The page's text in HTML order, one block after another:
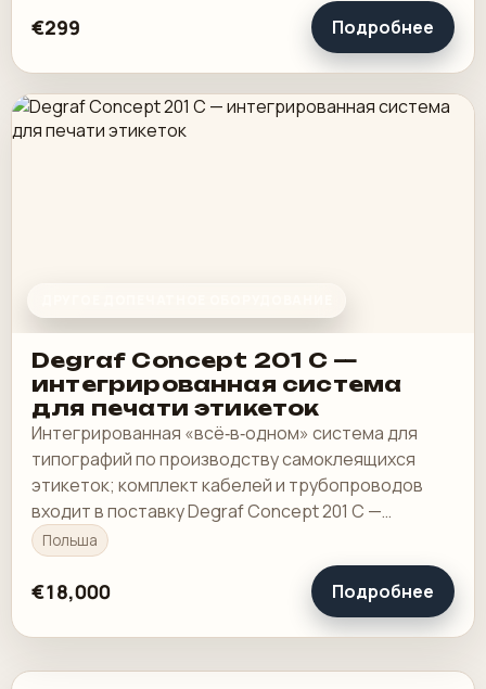
€299 Подробнее
Degraf Concept 201 C —
интегрированная система
для печати этикеток
Интегрированная «всё‑в‑одном» система для
типографий по производству самоклеящихся
этикеток; комплект кабелей и трубопроводов
входит в поставку Degraf Concept 201 C —
интегрированная система для печати и
подготовки форм…
Польша
€18,000 Подробнее